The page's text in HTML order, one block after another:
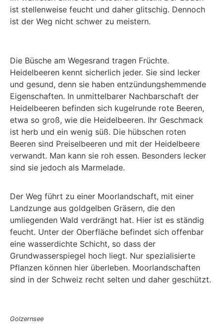
ist stellenweise feucht und daher glitschig. Dennoch
ist der Weg nicht schwer zu meistern.
Die Büsche am Wegesrand tragen Früchte.
Heidelbeeren kennt sicherlich jeder. Sie sind lecker
und gesund, denn sie haben entzündungshemmende
Eigenschaften. In unmittelbarer Nachbarschaft der
Heidelbeeren befinden sich kugelrunde rote Beeren,
etwa so groß, wie die Heidelbeeren. Ihr Geschmack
ist herb und ein wenig süß. Die hübschen roten
Beeren sind Preiselbeeren und mit der Heidelbeere
verwandt. Man kann sie roh essen. Besonders lecker
sind sie jedoch als Marmelade.
Der Weg führt zu einer Moorlandschaft, mit einer
Landzunge aus goldgelben Gräsern, die den
umliegenden Wald verdrängt hat. Hier ist es ständig
feucht. Unter der Oberfläche befindet sich offenbar
eine wasserdichte Schicht, so dass der
Grundwasserspiegel hoch liegt. Nur spezialisierte
Pflanzen können hier überleben. Moorlandschaften
sind in der Schweiz recht selten und daher geschützt.
Golzernsee